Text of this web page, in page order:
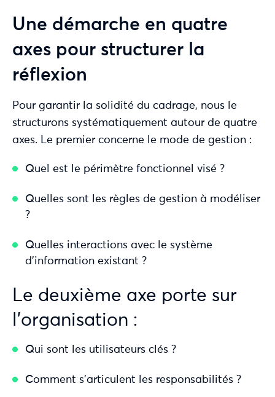
Une démarche en quatre
axes pour structurer la
réflexion
Pour garantir la solidité du cadrage, nous le
structurons systématiquement autour de quatre
axes. Le premier concerne le mode de gestion :
Quel est le périmètre fonctionnel visé ?
Quelles sont les règles de gestion à modéliser
?
Quelles interactions avec le système
d’information existant ?
Le deuxième axe porte sur
l’organisation :
Qui sont les utilisateurs clés ?
Comment s’articulent les responsabilités ?